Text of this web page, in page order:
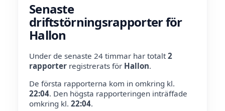
Senaste
driftstörningsrapporter för
Hallon
Under de senaste 24 timmar har totalt2
rapporter registrerats för Hallon.
De första rapporterna kom in omkring kl.
22:04. Den högsta rapporteringen inträffade
omkring kl. 22:04.